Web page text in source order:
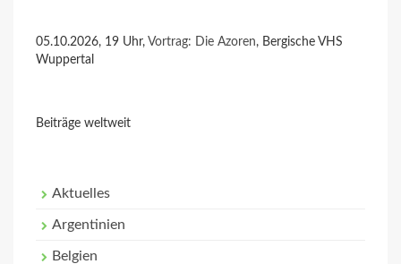
05.10.2026, 19 Uhr, Vortrag: Die Azoren, Bergische VHS
Wuppertal
Beiträge weltweit
Aktuelles
Argentinien
Belgien